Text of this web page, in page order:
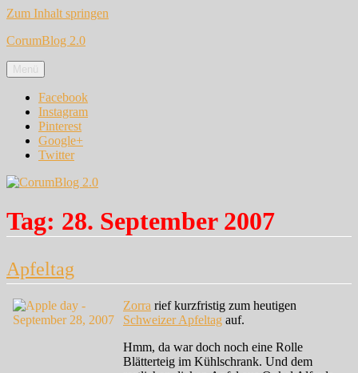
Zum Inhalt springen
CorumBlog 2.0
Menü
Facebook
Instagram
Pinterest
Google+
Twitter
Tag: 28. September 2007
Apfeltag
Zorra rief kurzfristig zum heutigen
Schweizer Apfeltag auf.
Hmm, da war doch noch eine Rolle
Blätterteig im Kühlschrank. Und dem